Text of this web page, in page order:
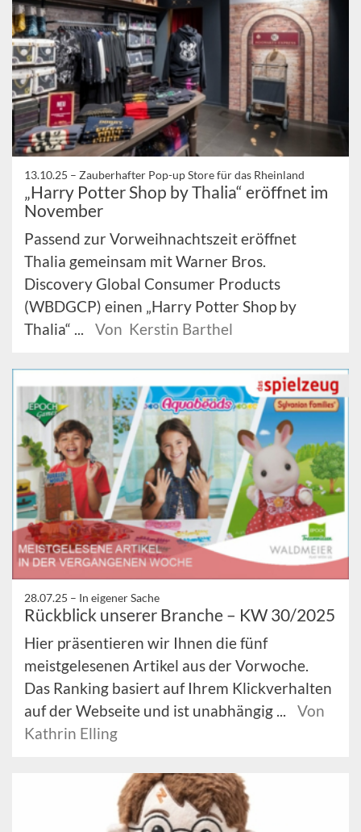
13.10.25 – Zauberhafter Pop-up Store für das Rheinland
„Harry Potter Shop by Thalia“ eröffnet im
November
Passend zur Vorweihnachtszeit eröffnet
Thalia gemeinsam mit Warner Bros.
Discovery Global Consumer Products
(WBDGCP) einen „Harry Potter Shop by
Thalia“ ...
Von Kerstin Barthel
28.07.25 – In eigener Sache
Rückblick unserer Branche – KW 30/2025
Hier präsentieren wir Ihnen die fünf
meistgelesenen Artikel aus der Vorwoche.
Das Ranking basiert auf Ihrem Klickverhalten
auf der Webseite und ist unabhängig ...
Von
Kathrin Elling